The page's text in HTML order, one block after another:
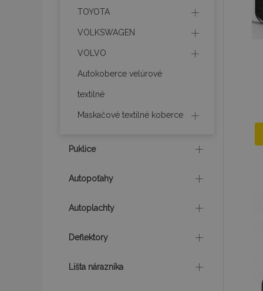
TOYOTA
VOLKSWAGEN
VOLVO
Autokoberce velúrové
textilné
Maskačové textilné koberce
Puklice
Autopoťahy
Autoplachty
Deflektory
Lišta nárazníka